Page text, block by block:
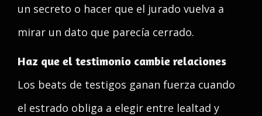
un secreto o hacer que el jurado vuelva a
mirar un dato que parecía cerrado.
Haz que el testimonio cambie relaciones
Los beats de testigos ganan fuerza cuando
el estrado obliga a elegir entre lealtad y